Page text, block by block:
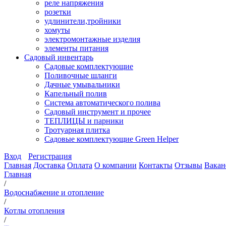
реле напряжения
розетки
удлинители,тройники
хомуты
электромонтажные изделия
элементы питания
Садовый инвентарь
Садовые комплектующие
Поливочные шланги
Дачные умывальники
Капельный полив
Система автоматического полива
Садовый инструмент и прочее
ТЕПЛИЦЫ и парники
Тротуарная плитка
Садовые комплектующие Green Helper
Вход
Регистрация
Главная Доставка Оплата О компании Контакты Отзывы
Главная
/
Водоснабжение и отопление
/
Котлы отопления
/